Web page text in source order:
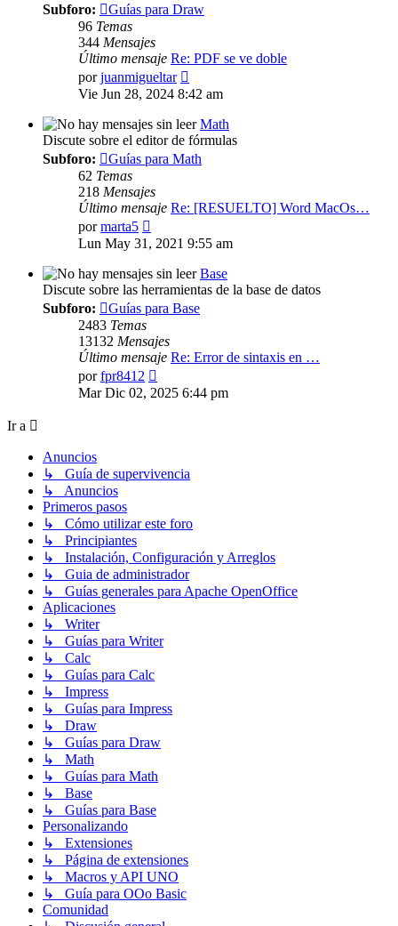
Subforo:
Guías para Draw
96 Temas
344 Mensajes
Último mensaje Re: PDF se ve doble
porjuanmigueltar
último
Vie Jun 28, 2024 8:42 am
Math
Discute sobre el editor de fórmulas
Subforo:
Guías para Math
62 Temas
218 Mensajes
Último mensaje Re: [RESUELTO] Word MacOs…
pormarta5
último
Lun May 31, 2021 9:55 am
Base
Discute sobre las herramientas de la base de datos
Subforo:
Guías para Base
2483 Temas
13132 Mensajes
Último mensaje Re: Error de sintaxis en …
porfpr8412
último
Mar Dic 02, 2025 6:44 pm
Ir a
Anuncios
↳ Guía de supervivencia
↳ Anuncios
Primeros pasos
↳ Cómo utilizar este foro
↳ Principiantes
↳ Instalación, Configuración y Arreglos
↳ Guia de administrador
↳ Guías generales para Apache OpenOffice
Aplicaciones
↳ Writer
↳ Guías para Writer
↳ Calc
↳ Guías para Calc
↳ Impress
↳ Guías para Impress
↳ Draw
↳ Guías para Draw
↳ Math
↳ Guías para Math
↳ Base
↳ Guías para Base
Personalizando
↳ Extensiones
↳ Página de extensiones
↳ Macros y API UNO
↳ Guía para OOo Basic
Comunidad